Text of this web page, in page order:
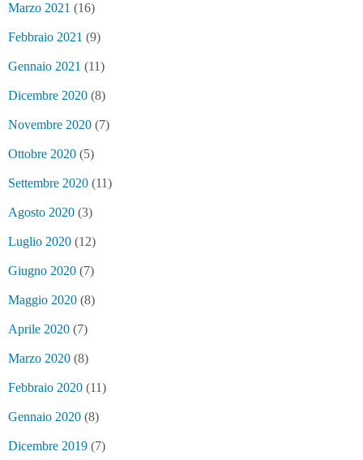
Marzo 2021 (16)
Febbraio 2021 (9)
Gennaio 2021 (11)
Dicembre 2020 (8)
Novembre 2020 (7)
Ottobre 2020 (5)
Settembre 2020 (11)
Agosto 2020 (3)
Luglio 2020 (12)
Giugno 2020 (7)
Maggio 2020 (8)
Aprile 2020 (7)
Marzo 2020 (8)
Febbraio 2020 (11)
Gennaio 2020 (8)
Dicembre 2019 (7)